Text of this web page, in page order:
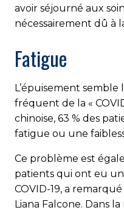
avoir séjourné aux
nécessairement dû à
Fatigue
L’épuisement
fréquent de la «
chinoise, 63 % des
fatigue ou une
Ce problème est
patients qui ont eu
COVID-19, a
Liana Falcone. Dans